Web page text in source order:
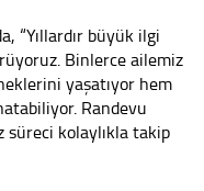
“Yıllardır büyük ilgi
Binlerce ailemiz
yaşatıyor hem
Randevu
süreci kolaylıkla takip